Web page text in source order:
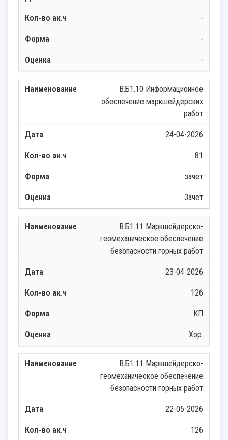
-
-
-
В.Б1.10 Информационное
обеспечение маркшейдерских
работ
24-04-2026
81
зачет
Зачет
В.Б1.11 Маркшейдерско-
геомеханическое обеспечение
безопасности горных работ
23-04-2026
126
КП
Хор.
В.Б1.11 Маркшейдерско-
геомеханическое обеспечение
безопасности горных работ
22-05-2026
126